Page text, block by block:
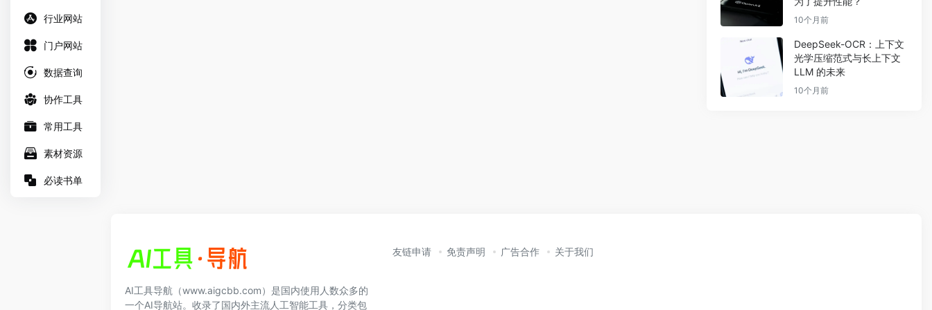
行业网站
门户网站
数据查询
协作工具
常用工具
素材资源
必读书单
10个月前
DeepSeek-OCR：上下文
光学压缩范式与长上下文
LLM 的未来
10个月前
AI工具导航（www.aigcbb.com）是国内使用人数众多的
一个AI导航站。收录了国内外主流人工智能工具，分类包
友链申请 免责声明 广告合作 关于我们